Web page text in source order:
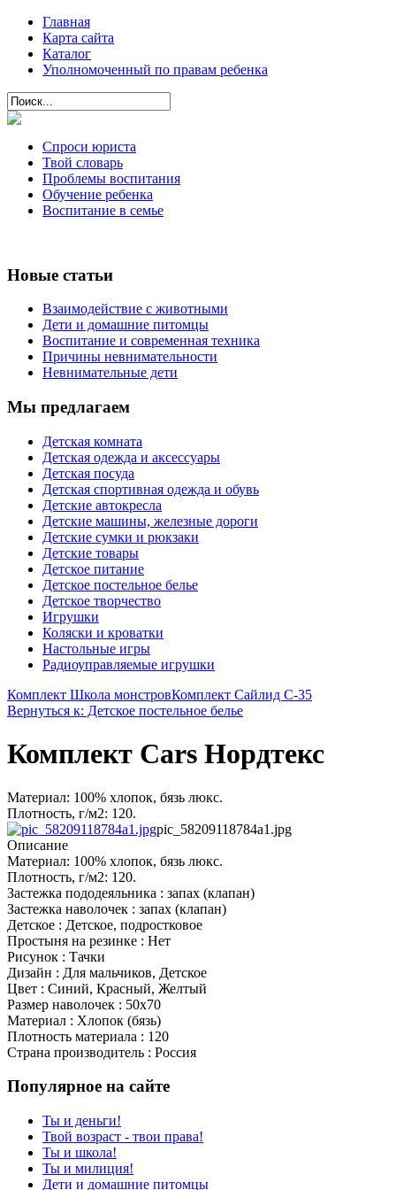
Главная
Карта сайта
Каталог
Уполномоченный по правам ребенка
Спроси юриста
Твой словарь
Проблемы воспитания
Обучение ребенка
Воспитание в семье
Новые статьи
Взаимодействие с животными
Дети и домашние питомцы
Воспитание и современная техника
Причины невнимательности
Невнимательные дети
Мы предлагаем
Детская комната
Детская одежда и аксессуары
Детская посуда
Детская спортивная одежда и обувь
Детские автокресла
Детские машины, железные дороги
Детские сумки и рюкзаки
Детские товары
Детское питание
Детское постельное белье
Детское творчество
Игрушки
Коляски и кроватки
Настольные игры
Радиоуправляемые игрушки
Комплект Школа монстровКомплект Сайлид С-35
Вернуться к: Детское постельное белье
Комплект Cars Нордтекс
Материал: 100% хлопок, бязь люкс.
Плотность, г/м2: 120.
pic_58209118784a1.jpg
Описание
Материал: 100% хлопок, бязь люкс.
Плотность, г/м2: 120.
Застежка пододеяльника : запах (клапан)
Застежка наволочек : запах (клапан)
Детское : Детское, подростковое
Простыня на резинке : Нет
Рисунок : Тачки
Дизайн : Для мальчиков, Детское
Цвет : Синий, Красный, Желтый
Размер наволочек : 50x70
Материал : Хлопок (бязь)
Плотность материала : 120
Страна производитель : Россия
Популярное на сайте
Ты и деньги!
Твой возраст - твои права!
Ты и школа!
Ты и милиция!
Дети и домашние питомцы